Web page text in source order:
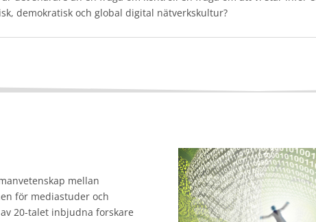
demokratisk och global digital nätverkskultur?
mellan
för mediastuder och
20-talet inbjudna forskare